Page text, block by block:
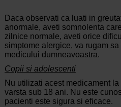
Daca observati ca luati in
anormale, aveti somnolenta
zilnice normale, aveti orice
simptome alergice, va rugam
medicului dumneavoastra.
Copii si adolescenti
Nu utilizati acest medicament
varsta sub 18 ani. Nu este
pacienti este sigura si eficace.